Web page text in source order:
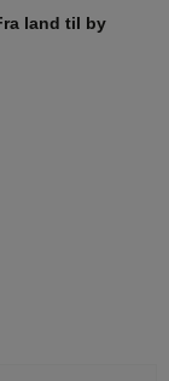
land til by